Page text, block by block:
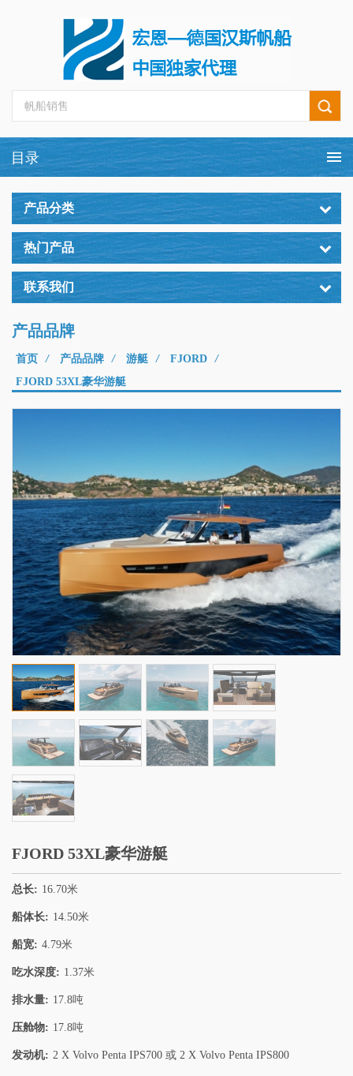
产品分类
热门产品
联系我们
产品品牌
首页 / 产品品牌 / 游艇 / FJORD /
FJORD 53XL豪华游艇
FJORD 53XL豪华游艇
总长: 16.70米
船体长: 14.50米
船宽: 4.79米
吃水深度: 1.37米
排水量: 17.8吨
压舱物: 17.8吨
发动机: 2 X Volvo Penta IPS700 或 2 X Volvo Penta IPS800